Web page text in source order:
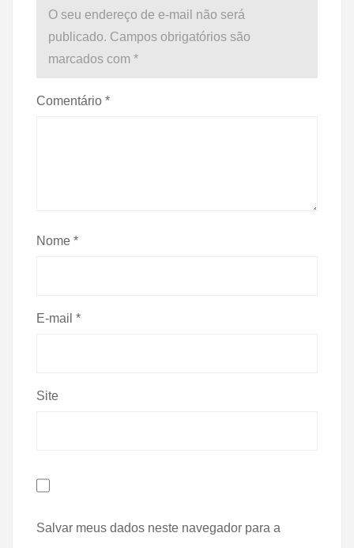
O seu endereço de e-mail não será
publicado. Campos obrigatórios são
marcados com *
Comentário *
Nome *
E-mail *
Site
Salvar meus dados neste navegador para a